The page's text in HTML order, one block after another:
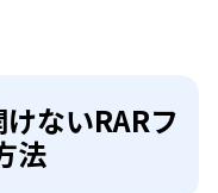
ないRARフ
法